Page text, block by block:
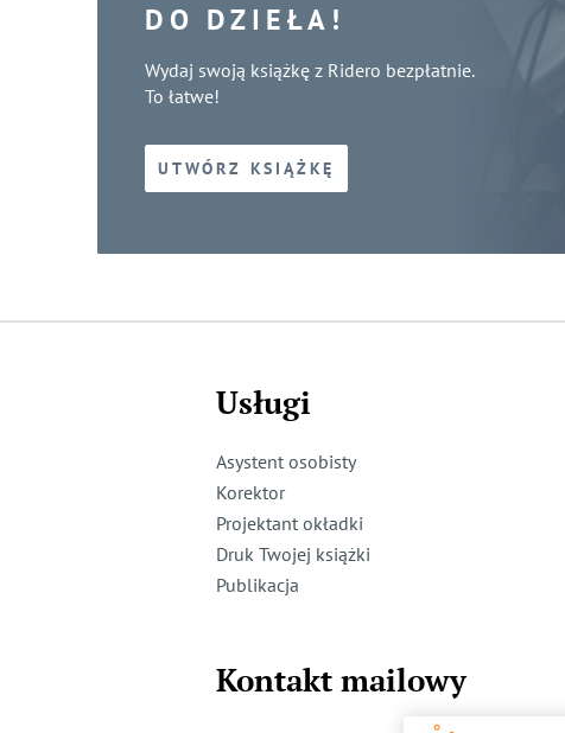
DO DZIEŁA!
Wydaj swoją książkę z Ridero bezpłatnie.
To łatwe!
UTWÓRZ KSIĄŻKĘ
Usługi
Asystent osobisty
Korektor
Projektant okładki
Druk Twojej książki
Publikacja
Kontakt mailowy